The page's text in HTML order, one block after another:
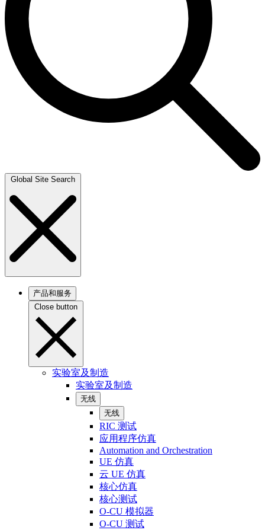
Global Site Search
产品和服务
Close button
实验室及制造
实验室及制造
无线
无线
RIC 测试
应用程序仿真
Automation and Orchestration
UE 仿真
云 UE 仿真
核心仿真
核心测试
O-CU 模拟器
O-CU 测试